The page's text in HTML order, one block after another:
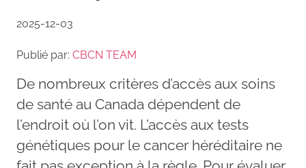
2025-12-03
Publié par: CBCN TEAM
De nombreux critères d’accès aux soins
de santé au Canada dépendent de
l’endroit où l’on vit. L’accès aux tests
génétiques pour le cancer héréditaire ne